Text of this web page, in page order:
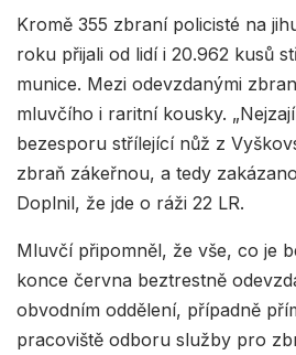
Kromě 355 zbraní policisté na
roku přijali od lidí i 20.962 kusů
munice. Mezi odevzdanými
mluvčího i raritní kousky.
bezesporu střílející nůž z
zbraň zákeřnou, a tedy
Doplnil, že jde o ráži 22 LR.
Mluvčí připomněl, že vše, co je
konce června beztrestně
obvodním oddělení, případně
pracoviště odboru služby pro